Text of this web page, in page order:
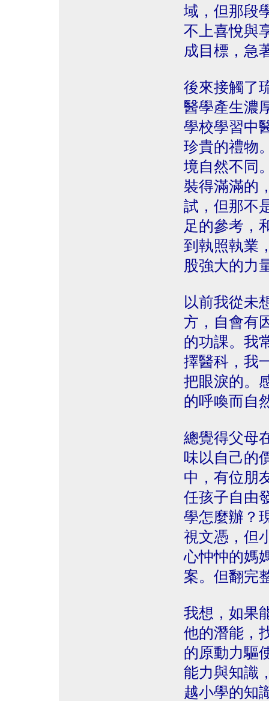
域，但那段
不上喜悅與
成目標，急
後來接觸了
醫學產生濃
學校學習中
珍貴的禮物
境自然不同
裝得滿滿的
試，但那不
足的參考，
到執照執業
股強大的力
以前我從未
方，自會有
的功課。我
擇醫科，我
把眼淚的。
的呼喚而自
總覺得父母
味以自己的
中，有位朋
任孩子自由
學怎麼辦？
視文憑，但
心忡忡的媽
案。但翻完
我想，如果
他的潛能，
的原動力驅
能力與知識
越小學的知